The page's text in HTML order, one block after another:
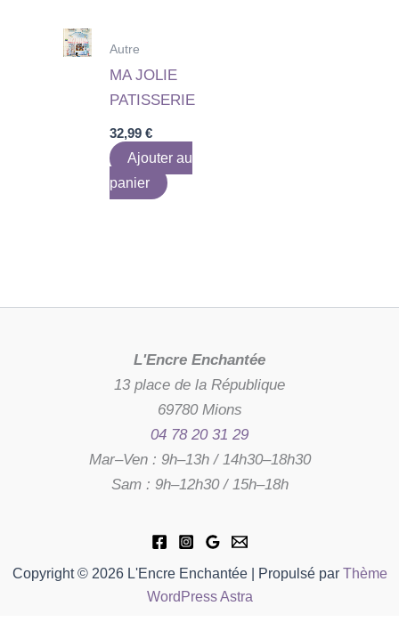
Autre
MA JOLIE
PATISSERIE
32,99€
Ajouter au
panier
L'Encre Enchantée
13 place de la République
69780 Mions
04 78 20 31 29
Mar–Ven : 9h–13h / 14h30–18h30
Sam : 9h–12h30 / 15h–18h
Copyright © 2026 L'Encre Enchantée | Propulsé par Thème
WordPress Astra